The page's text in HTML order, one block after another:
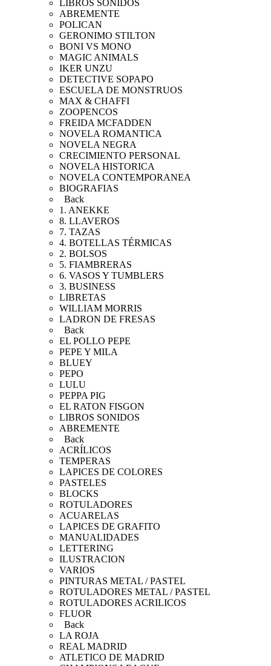
LIBROS SONIDOS
ABREMENTE
POLICAN
GERONIMO STILTON
BONI VS MONO
MAGIC ANIMALS
IKER UNZU
DETECTIVE SOPAPO
ESCUELA DE MONSTRUOS
MAX & CHAFFI
ZOOPENCOS
FREIDA MCFADDEN
NOVELA ROMANTICA
NOVELA NEGRA
CRECIMIENTO PERSONAL
NOVELA HISTORICA
NOVELA CONTEMPORANEA
BIOGRAFIAS
Back
1. ANEKKE
8. LLAVEROS
7. TAZAS
4. BOTELLAS TÉRMICAS
2. BOLSOS
5. FIAMBRERAS
6. VASOS Y TUMBLERS
3. BUSINESS
LIBRETAS
WILLIAM MORRIS
LADRON DE FRESAS
Back
EL POLLO PEPE
PEPE Y MILA
BLUEY
PEPO
LULU
PEPPA PIG
EL RATON FISGON
LIBROS SONIDOS
ABREMENTE
Back
ACRÍLICOS
TEMPERAS
LAPICES DE COLORES
PASTELES
BLOCKS
ROTULADORES
ACUARELAS
LAPICES DE GRAFITO
MANUALIDADES
LETTERING
ILUSTRACION
VARIOS
PINTURAS METAL / PASTEL
ROTULADORES METAL / PASTEL
ROTULADORES ACRILICOS
FLUOR
Back
LA ROJA
REAL MADRID
ATLETICO DE MADRID